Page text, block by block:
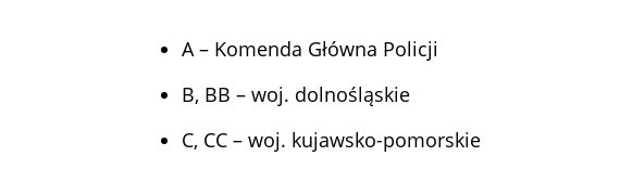
A – Komenda Główna Policji
B, BB – woj. dolnośląskie
C, CC – woj. kujawsko-pomorskie